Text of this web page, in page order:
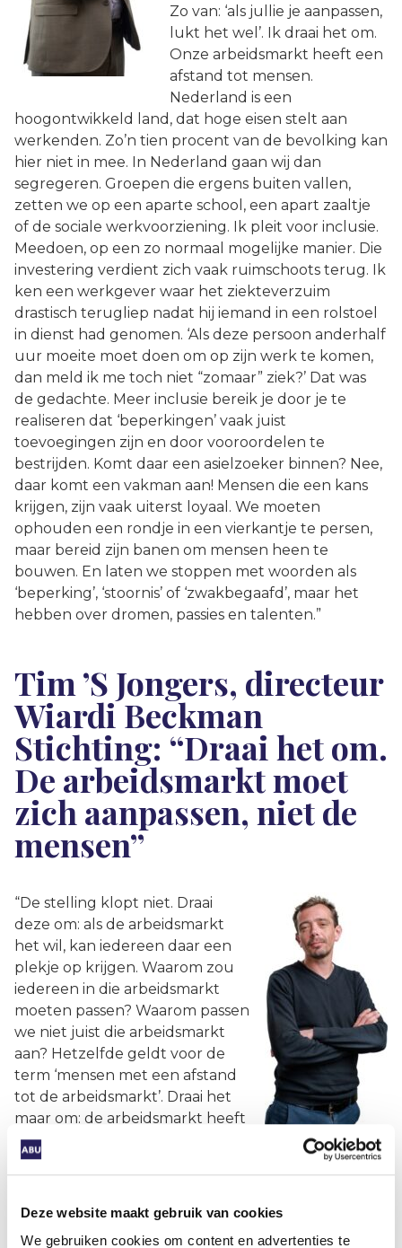
Deze website maakt gebruik van cookies
We gebruiken cookies om content en advertenties te
Zo van: ‘als jullie je aanpassen,
lukt het wel’. Ik draai het om.
Onze arbeidsmarkt heeft een
afstand tot mensen.
Nederland is een
hoogontwikkeld land, dat hoge eisen stelt aan
werkenden. Zo’n tien procent van de bevolking kan
hier niet in mee. In Nederland gaan wij dan
segregeren. Groepen die ergens buiten vallen,
zetten we op een aparte school, een apart zaaltje
of de sociale werkvoorziening. Ik pleit voor inclusie.
Meedoen, op een zo normaal mogelijke manier. Die
investering verdient zich vaak ruimschoots terug. Ik
ken een werkgever waar het ziekteverzuim
drastisch terugliep nadat hij iemand in een rolstoel
in dienst had genomen. ‘Als deze persoon anderhalf
uur moeite moet doen om op zijn werk te komen,
dan meld ik me toch niet “zomaar” ziek?’ Dat was
de gedachte. Meer inclusie bereik je door je te
realiseren dat ‘beperkingen’ vaak juist
toevoegingen zijn en door vooroordelen te
bestrijden. Komt daar een asielzoeker binnen? Nee,
daar komt een vakman aan! Mensen die een kans
krijgen, zijn vaak uiterst loyaal. We moeten
ophouden een rondje in een vierkantje te persen,
maar bereid zijn banen om mensen heen te
bouwen. En laten we stoppen met woorden als
‘beperking’, ‘stoornis’ of ‘zwakbegaafd’, maar het
hebben over dromen, passies en talenten.”
Tim ’S Jongers, directeur
Wiardi Beckman
Stichting: “Draai het om.
De arbeidsmarkt moet
zich aanpassen, niet de
mensen”
“De stelling klopt niet. Draai
deze om: als de arbeidsmarkt
het wil, kan iedereen daar een
plekje op krijgen. Waarom zou
iedereen in die arbeidsmarkt
moeten passen? Waarom passen
we niet juist die arbeidsmarkt
aan? Hetzelfde geldt voor de
term ‘mensen met een afstand
tot de arbeidsmarkt’. Draai het
maar om: de arbeidsmarkt heeft
een afstand tot mensen. Kortom,
het gaat om een
Waartoe is er een arbeidsmarkt? Enkel om